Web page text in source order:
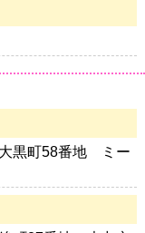
黒町58番地 ミー